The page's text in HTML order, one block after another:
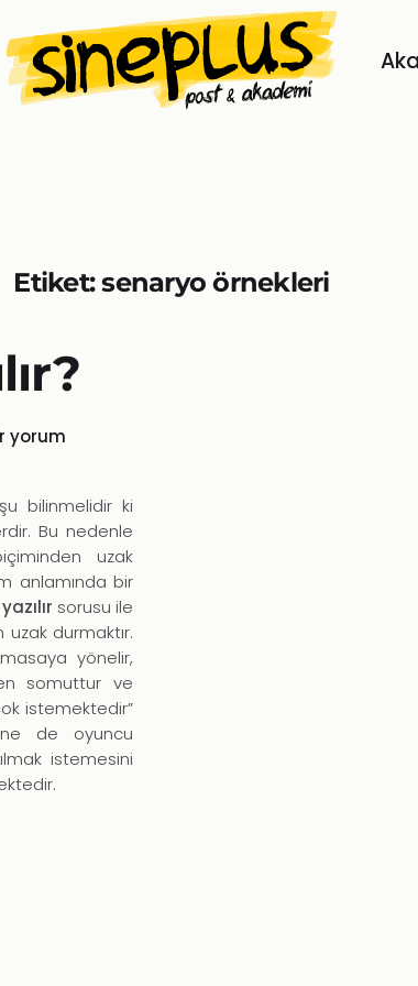
Etiket:senaryo örnekleri
yorum
bilinmelidir ki
Bu nedenle
uzak
anlamında bir
sorusu ile
durmaktır.
yönelir,
somuttur ve
istemektedir”
ne de oyuncu
istemesini